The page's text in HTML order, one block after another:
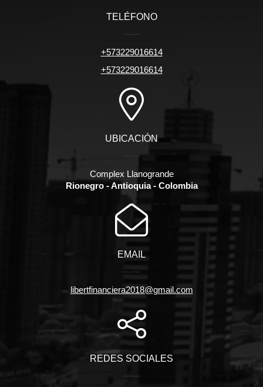
TELÉFONO
+573229016614
+573229016614
UBICACIÓN
Complex Llanogrande
Rionegro - Antioquia - Colombia
EMAIL
libertfinanciera2018@gmail.com
REDES SOCIALES